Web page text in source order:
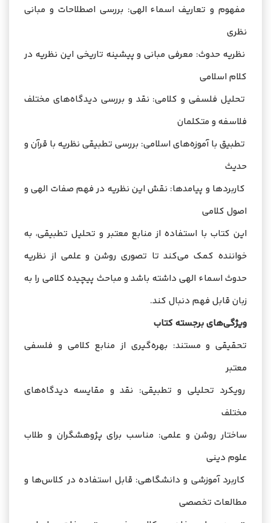
مفهوم و تعاریف اسماء الهی: بررسی اصطلاحات و مبانی
نظری
نظریه حدوث: معرفی مبانی و پیشینه تاریخی این نظریه در
کلام اسلامی
تحلیل فلسفی و کلامی: نقد و بررسی دیدگاه‌های مختلف
فلاسفه و متکلمان
تطبیق با آموزه‌های اسلامی: بررسی تطبیقی نظریه با قرآن و
حدیث
کاربردها و پیامدها: نقش این نظریه در فهم صفات الهی و
اصول کلامی
این کتاب با استفاده از منابع معتبر و تحلیل تطبیقی، به
خواننده کمک می‌کند تا تصوری روشن و علمی از نظریه
حدوث اسماء الهی داشته باشد و مباحث پیچیده کلامی را به
زبان قابل فهم دنبال کند.
ویژگی‌های برجسته کتاب
تحقیقی و مستند: بهره‌گیری از منابع کلامی و فلسفی
معتبر
رویکرد تحلیلی و تطبیقی: نقد و مقایسه دیدگاه‌های
مختلف
ساختار روشن و علمی: مناسب برای پژوهشگران و طلاب
علوم دینی
کاربرد آموزشی و دانشگاهی: قابل استفاده در کلاس‌ها و
مطالعات تخصصی